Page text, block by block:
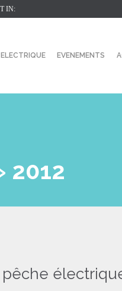
IN:
ELECTRIQUE EVENEMENTS
2012